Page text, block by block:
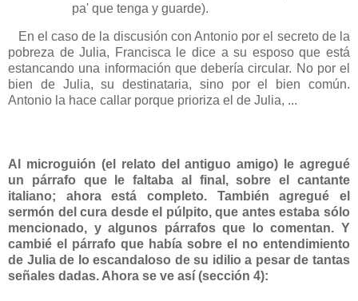
pa' que tenga y guarde).
En el caso de la discusión con Antonio por el secreto de la
pobreza de Julia, Francisca le dice a su esposo que está
estancando una información que debería circular. No por el
bien de Julia, su destinataria, sino por el bien común.
Antonio la hace callar porque prioriza el de Julia, ...
Al microguión (el relato del antiguo amigo) le agregué
un párrafo que le faltaba al final, sobre el cantante
italiano; ahora está completo. También agregué el
sermón del cura desde el púlpito, que antes estaba sólo
mencionado, y algunos párrafos que lo comentan. Y
cambié el párrafo que había sobre el no entendimiento
de Julia de lo escandaloso de su idilio a pesar de tantas
señales dadas. Ahora se ve así (sección 4):